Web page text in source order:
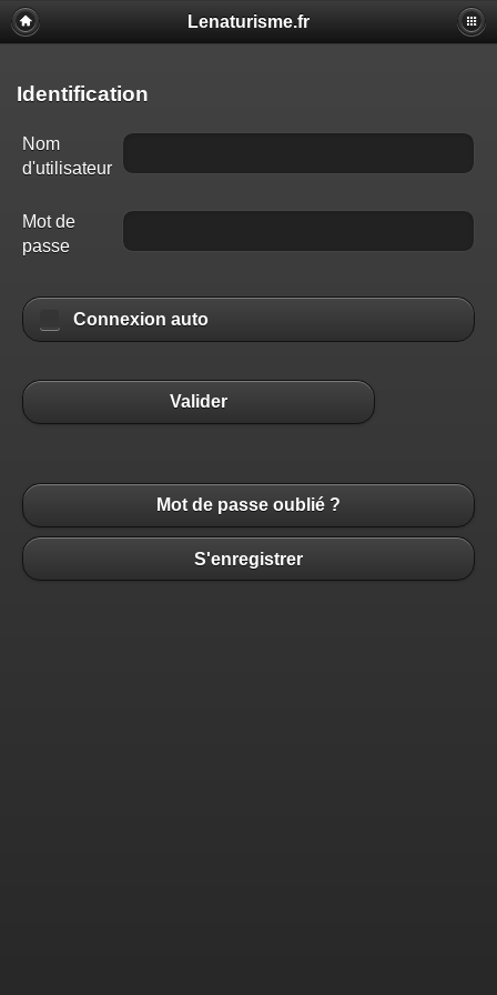
Lenaturisme.fr
Identification
Nom
d'utilisateur
Mot de
passe
Connexion auto
Valider
Mot de passe oublié ?
S'enregistrer